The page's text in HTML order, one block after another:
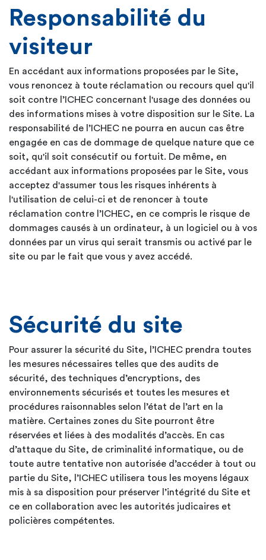
Responsabilité du
visiteur
En accédant aux informations proposées par le Site,
vous renoncez à toute réclamation ou recours quel qu'il
soit contre l’ICHEC concernant l'usage des données ou
des informations mises à votre disposition sur le Site. La
responsabilité de l’ICHEC ne pourra en aucun cas être
engagée en cas de dommage de quelque nature que ce
soit, qu'il soit consécutif ou fortuit. De même, en
accédant aux informations proposées par le Site, vous
acceptez d'assumer tous les risques inhérents à
l'utilisation de celui-ci et de renoncer à toute
réclamation contre l’ICHEC, en ce compris le risque de
dommages causés à un ordinateur, à un logiciel ou à vos
données par un virus qui serait transmis ou activé par le
site ou par le fait que vous y avez accédé.
Sécurité du site
Pour assurer la sécurité du Site, l’ICHEC prendra toutes
les mesures nécessaires telles que des audits de
sécurité, des techniques d’encryptions, des
environnements sécurisés et toutes les mesures et
procédures raisonnables selon l’état de l’art en la
matière. Certaines zones du Site pourront être
réservées et liées à des modalités d’accès. En cas
d’attaque du Site, de criminalité informatique, ou de
toute autre tentative non autorisée d’accéder à tout ou
partie du Site, l’ICHEC utilisera tous les moyens légaux
mis à sa disposition pour préserver l’intégrité du Site et
ce en collaboration avec les autorités judicaires et
policières compétentes.